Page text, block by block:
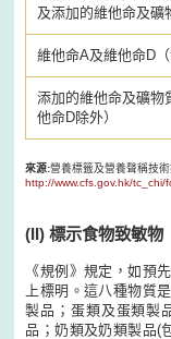
及添加的維他命及礦
維他命A及維他命D（
添加的維他命及礦物
他命D除外）
來源:營養標籤及營養聲稱技術
http://www.cfs.gov.hk/
(II) 標示食物致敏物
《規例》規定，如預
上標明。這八種物質
製品；蛋類及蛋類製
品；奶類及奶類製品(